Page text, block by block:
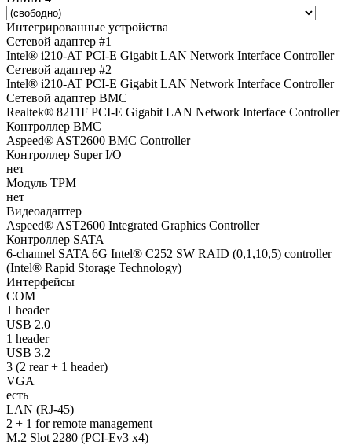
Интегрированные устройства
Сетевой адаптер #1
Intel® i210-AT PCI-E Gigabit LAN Network Interface Controller
Сетевой адаптер #2
Intel® i210-AT PCI-E Gigabit LAN Network Interface Controller
Сетевой адаптер BMC
Realtek® 8211F PCI-E Gigabit LAN Network Interface Controller
Контроллер BMC
Aspeed® AST2600 BMC Controller
Контроллер Super I/O
нет
Модуль TPM
нет
Видеоадаптер
Aspeed® AST2600 Integrated Graphics Controller
Контроллер SATA
6-channel SATA 6G Intel® C252 SW RAID (0,1,10,5) controller
(Intel® Rapid Storage Technology)
Интерфейсы
COM
1 header
USB 2.0
1 header
USB 3.2
3 (2 rear + 1 header)
VGA
есть
LAN (RJ-45)
2 + 1 for remote management
M.2 Slot 2280 (PCI-Ev3 x4)